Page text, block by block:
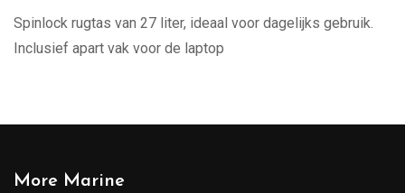
Spinlock rugtas van 27 liter, ideaal voor dagelijks gebruik.
Inclusief apart vak voor de laptop
More Marine